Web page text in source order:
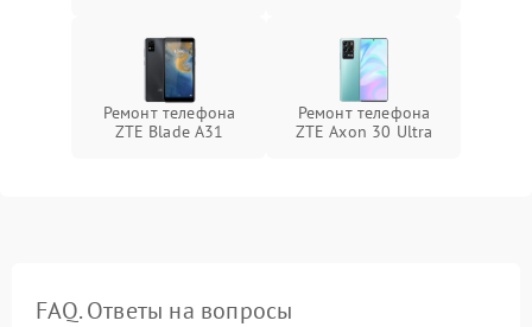
Ремонт телефона
ZTE Blade A31
Ремонт телефона
ZTE Axon 30 Ultra
FAQ. Ответы на вопросы